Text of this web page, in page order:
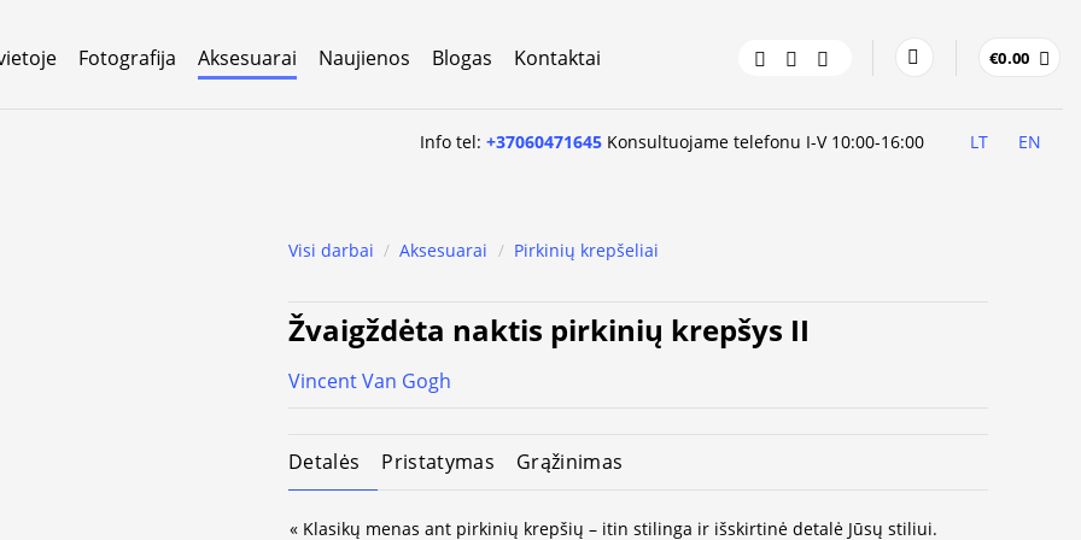
Fotografija Aksesuarai Naujienos Blogas Kontaktai €0.00
Info tel:+37060471645 Konsultuojame telefonu I-V 10:00-16:00 LT EN
Visi darbai / Aksesuarai / Pirkinių krepšeliai
Žvaigždėta naktis pirkinių krepšys II
Vincent Van Gogh
Detalės Pristatymas Grąžinimas
« Klasikų menas ant pirkinių krepšių – itin stilinga ir išskirtinė detalė Jūsų stiliui.